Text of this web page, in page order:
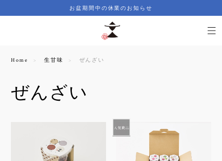
お盆期間中の休業のお知らせ
Home 生甘味 ぜんざい
ぜんざい